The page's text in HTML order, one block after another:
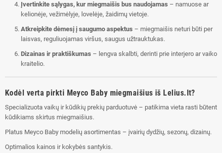
Įvertinkite sąlygas, kur miegmaišis bus naudojamas – namuose ar
kelionėje, vežimėlyje, lovelėje, žaidimų vietoje.
Atkreipkite dėmesį į saugumo aspektus – miegmaišis neturi būti per
laisvas, reguliuojamas viršus, saugus užtrauktukas.
Dizainas ir praktiškumas – lengva skalbti, derinti prie interjero ar vaiko
kraitelio.
Kodėl verta pirkti Meyco Baby miegmaišius iš Lelius.lt?
Specializuota vaikų ir kūdikių prekių parduotuvė – patikima vieta rasti būtent
kūdikiams skirtus miegmaišius.
Platus Meyco Baby modelių asortimentas – įvairių dydžių, sezonų, dizainų.
Optimalios kainos ir kokybės santykis.